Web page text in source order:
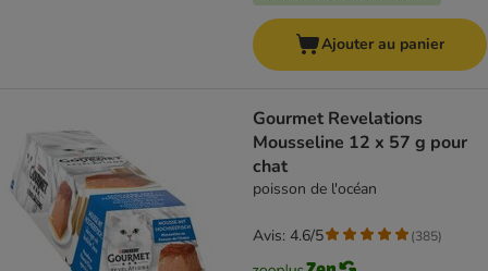
Ajouter au panier
Gourmet Revelations
Mousseline 12 x 57 g pour
chat
poisson de l'océan
Avis: 4.6/5 (385)